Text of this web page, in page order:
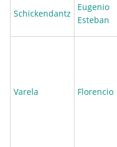
Schickendantz
Eugenio
Esteban
Varela Florencio